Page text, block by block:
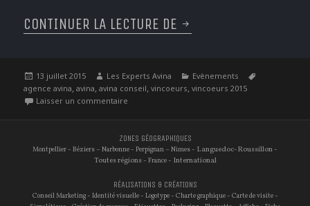
CONTINUER LA LECTURE DE ET LES VINCOEURS
Publié
le
13 juillet 2015 Auteur
Les Experts Avina Catégories
Evènements
agence avina,avina,avina conseil,vincoeurs,vincoeurs 2015
Laisser un commentaire
ZONES GÉOGRAPHIQUES
Montpellier - Béziers –Narbonne - Perpignan –Nimes - Languedoc-Roussillon -
Toutes régions - France- International
RÉALISATIONS & CRÉATIONS
Conseil Marketing- Identité visuelle- Logotype- Charte graphique- Carte de visite-